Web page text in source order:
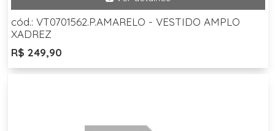
cód.: VT0701562.P.AMARELO - VESTIDO AMPLO
XADREZ
R$ 249,90